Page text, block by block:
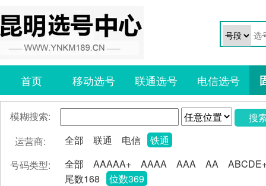
首页 移动选号 联通选号 电信选号
模糊搜索:
搜
运营商:
全部 联通 电信
铁通
号码类型:
全部 AAAAA+ AAAA AAA AA
尾数168
位数369